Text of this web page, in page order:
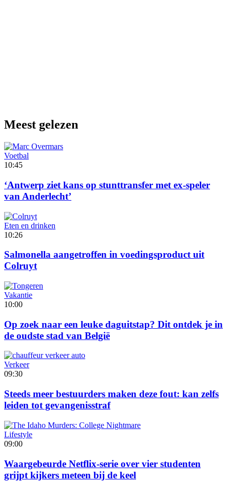
Meest gelezen
Voetbal
10:45
‘Antwerp ziet kans op stunttransfer met ex-speler
van Anderlecht’
Eten en drinken
10:26
Salmonella aangetroffen in voedingsproduct uit
Colruyt
Vakantie
10:00
Op zoek naar een leuke daguitstap? Dit ontdek je in
de oudste stad van België
Verkeer
09:30
Steeds meer bestuurders maken deze fout: kan zelfs
leiden tot gevangenisstraf
Lifestyle
09:00
Waargebeurde Netflix-serie over vier studenten
grijpt kijkers meteen bij de keel